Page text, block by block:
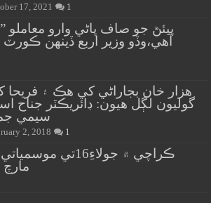
17, 2021 1
پيئڻ جو صاف پاڻي وارو معاملو
آهي،وڏو وزير اربع ڏينهن
گوليون لڳل هيون: ڊائريڪٽر جناح
سيمي
2, 2018 1
ڪراچي ۾ جولاءِ16تي